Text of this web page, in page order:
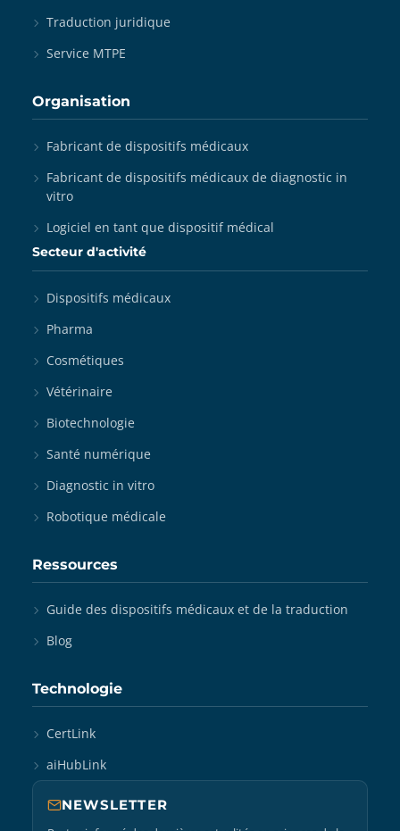
Traduction juridique
Service MTPE
Organisation
Fabricant de dispositifs médicaux
Fabricant de dispositifs médicaux de diagnostic in
vitro
Logiciel en tant que dispositif médical
Secteur d'activité
Dispositifs médicaux
Pharma
Cosmétiques
Vétérinaire
Biotechnologie
Santé numérique
Diagnostic in vitro
Robotique médicale
Ressources
Guide des dispositifs médicaux et de la traduction
Blog
Technologie
CertLink
aiHubLink
NEWSLETTER